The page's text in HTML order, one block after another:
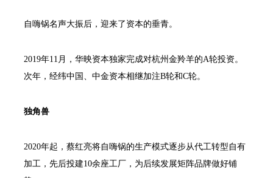
自嗨锅名声大振后，迎来了资本的垂青。
2019年11月，华映资本独家完成对杭州金羚羊的A轮投资。
次年，经纬中国、中金资本相继加注B轮和C轮。
独角兽
2020年起，蔡红亮将自嗨锅的生产模式逐步从代工转型自有
加工，先后投建10余座工厂，为后续发展矩阵品牌做好铺